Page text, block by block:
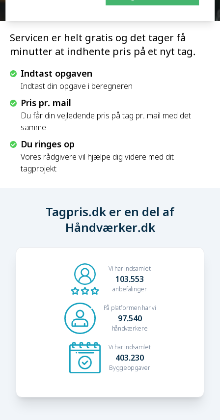
Servicen er helt gratis og det tager få
minutter at indhente pris på et nyt tag.
Indtast opgaven
Indtast din opgave i beregneren
Pris pr. mail
Du får din vejledende pris på tag pr. mail med det
samme
Du ringes op
Vores rådgivere vil hjælpe dig videre med dit
tagprojekt
Tagpris.dk er en del af
Håndværker.dk
Vi har indsamlet
103.553
anbefalinger
På platformen har vi
97.540
håndværkere
Vi har indsamlet
403.230
Byggeopgaver